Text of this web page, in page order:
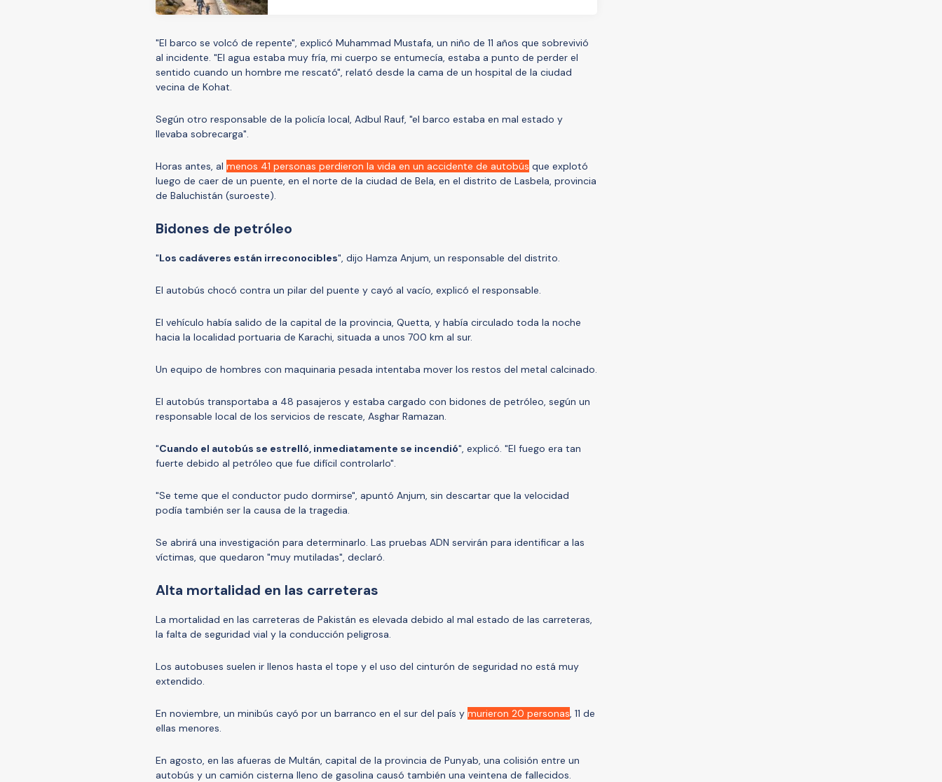
"El barco se volcó de repente", explicó Muhammad Mustafa, un niño de 11 años que sobrevivió
al incidente. "El agua estaba muy fría, mi cuerpo se entumecía, estaba a punto de perder el
sentido cuando un hombre me rescató", relató desde la cama de un hospital de la ciudad
vecina de Kohat.
Según otro responsable de la policía local, Adbul Rauf, "el barco estaba en mal estado y
llevaba sobrecarga".
Horas antes, al menos 41 personas perdieron la vida en un accidente de autobús que explotó
luego de caer de un puente, en el norte de la ciudad de Bela, en el distrito de Lasbela, provincia
de Baluchistán (suroeste).
Bidones de petróleo
"Los cadáveres están irreconocibles", dijo Hamza Anjum, un responsable del distrito.
El autobús chocó contra un pilar del puente y cayó al vacío, explicó el responsable.
El vehículo había salido de la capital de la provincia, Quetta, y había circulado toda la noche
hacia la localidad portuaria de Karachi, situada a unos 700 km al sur.
Un equipo de hombres con maquinaria pesada intentaba mover los restos del metal calcinado.
El autobús transportaba a 48 pasajeros y estaba cargado con bidones de petróleo, según un
responsable local de los servicios de rescate, Asghar Ramazan.
"Cuando el autobús se estrelló, inmediatamente se incendió", explicó. "El fuego era tan
fuerte debido al petróleo que fue difícil controlarlo".
"Se teme que el conductor pudo dormirse", apuntó Anjum, sin descartar que la velocidad
podía también ser la causa de la tragedia.
Se abrirá una investigación para determinarlo. Las pruebas ADN servirán para identificar a las
víctimas, que quedaron "muy mutiladas", declaró.
Alta mortalidad en las carreteras
La mortalidad en las carreteras de Pakistán es elevada debido al mal estado de las carreteras,
la falta de seguridad vial y la conducción peligrosa.
Los autobuses suelen ir llenos hasta el tope y el uso del cinturón de seguridad no está muy
extendido.
En noviembre, un minibús cayó por un barranco en el sur del país y murieron 20 personas, 11 de
ellas menores.
En agosto, en las afueras de Multán, capital de la provincia de Punyab, una colisión entre un
autobús y un camión cisterna lleno de gasolina causó también una veintena de fallecidos.